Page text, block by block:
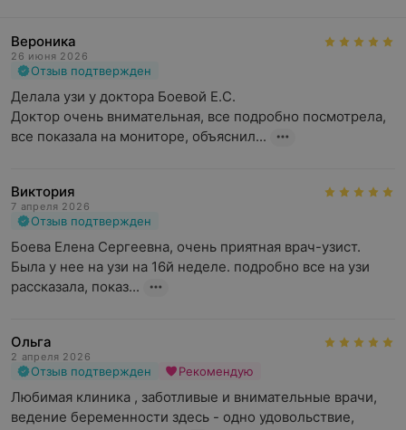
Вероника
26 июня 2026
Отзыв подтвержден
Делала узи у доктора Боевой Е.С.
Доктор очень внимательная, все подробно посмотрела,
все показала на мониторе, объяснил...
Виктория
7 апреля 2026
Отзыв подтвержден
Боева Елена Сергеевна, очень приятная врач-узист.
Была у нее на узи на 16й неделе. подробно все на узи
рассказала, показ...
Ольга
2 апреля 2026
Отзыв подтвержден Рекомендую
Любимая клиника , заботливые и внимательные врачи,
ведение беременности здесь - одно удовольствие,